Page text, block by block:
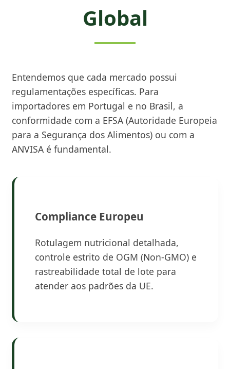
Global
Entendemos que cada mercado possui
regulamentações específicas. Para
importadores em Portugal e no Brasil, a
conformidade com a EFSA (Autoridade Europeia
para a Segurança dos Alimentos) ou com a
ANVISA é fundamental.
Compliance Europeu
Rotulagem nutricional detalhada,
controle estrito de OGM (Non-GMO) e
rastreabilidade total de lote para
atender aos padrões da UE.